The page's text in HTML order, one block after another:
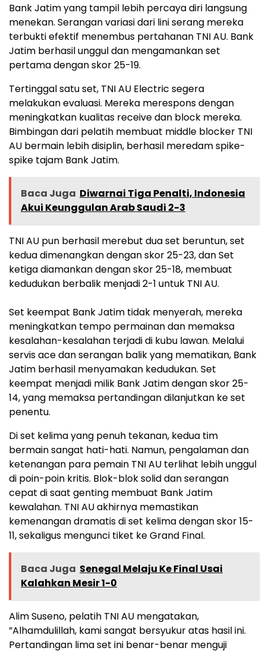
Bank Jatim yang tampil lebih percaya diri langsung
menekan. Serangan variasi dari lini serang mereka
terbukti efektif menembus pertahanan TNI AU. Bank
Jatim berhasil unggul dan mengamankan set
pertama dengan skor 25-19.
​Tertinggal satu set, TNI AU Electric segera
melakukan evaluasi. Mereka merespons dengan
meningkatkan kualitas receive dan block mereka.
Bimbingan dari pelatih membuat middle blocker TNI
AU bermain lebih disiplin, berhasil meredam spike-
spike tajam Bank Jatim.
Baca Juga Diwarnai Tiga Penalti, Indonesia
Akui Keunggulan Arab Saudi 2-3
TNI AU pun berhasil merebut dua set beruntun, set
kedua dimenangkan dengan skor 25-23, dan Set
ketiga diamankan dengan skor 25-18, membuat
kedudukan berbalik menjadi 2-1 untuk TNI AU.
Set keempat Bank Jatim tidak menyerah, mereka
meningkatkan tempo permainan dan memaksa
kesalahan-kesalahan terjadi di kubu lawan. Melalui
servis ace dan serangan balik yang mematikan, Bank
Jatim berhasil menyamakan kedudukan. Set
keempat menjadi milik Bank Jatim dengan skor 25-
14, yang memaksa pertandingan dilanjutkan ke set
penentu.
​Di set kelima yang penuh tekanan, kedua tim
bermain sangat hati-hati. Namun, pengalaman dan
ketenangan para pemain TNI AU terlihat lebih unggul
di poin-poin kritis. Blok-blok solid dan serangan
cepat di saat genting membuat Bank Jatim
kewalahan. TNI AU akhirnya memastikan
kemenangan dramatis di set kelima dengan skor 15-
11, sekaligus mengunci tiket ke Grand Final.
Baca Juga Senegal Melaju Ke Final Usai
Kalahkan Mesir 1-0
​Alim Suseno, pelatih TNI AU mengatakan,
​”Alhamdulillah, kami sangat bersyukur atas hasil ini.
Pertandingan lima set ini benar-benar menguji